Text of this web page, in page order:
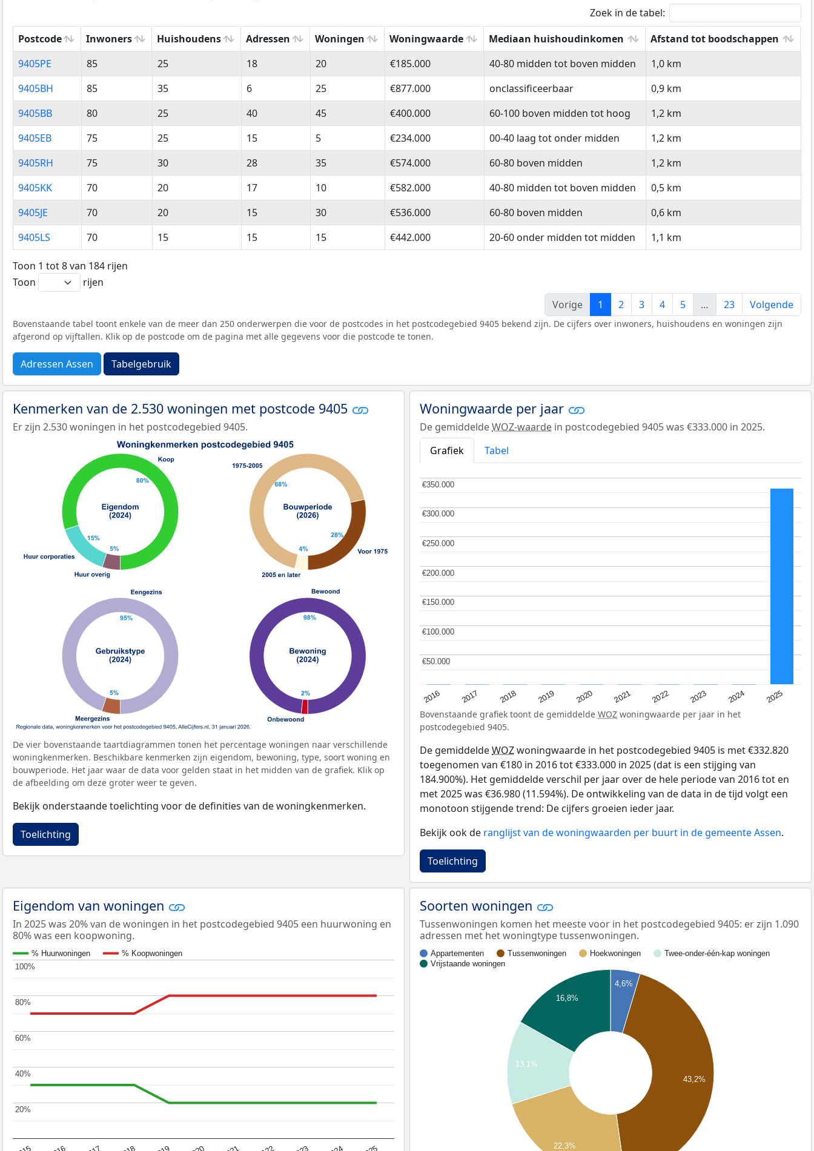
Zoek in de tabel:
Postcode
Inwoners Huishoudens Adressen Woningen Woningwaarde Mediaan huishoudinkomen
Afstand tot boodschappen
Postcode
Inwoners Huishoudens Adressen Woningen Woningwaarde Mediaan huishoudinkomen Afstand tot boodschappen
9405PE 85 25 18 20 €185.000 40-80 midden tot boven midden
1,0 km
9405BH
85 35 6 25 €877.000 onclassificeerbaar
0,9 km
9405BB
80 25 40 45 €400.000 60-100 boven midden tot hoog
1,2 km
9405EB
75 25 15 5 €234.000 00-40 laag tot onder midden
1,2 km
9405RH
75 30 28 35 €574.000 60-80 boven midden
1,2 km
9405KK
70 20 17 10 €582.000 40-80 midden tot boven midden
0,5 km
9405JE
70 20 15 30 €536.000 60-80 boven midden
0,6 km
9405LS
70 15 15 15 €442.000 20-60 onder midden tot midden 1,1 km
Toon 1 tot 8 van 184 rijen
Toon
rijen
Vorige
1 2 3 4 5 … 23 Volgende
Bovenstaande tabel toont enkele van de meer dan 250 onderwerpen die voor de postcodes in het postcodegebied 9405 bekend zijn. De cijfers over inwoners, huishoudens en woningen zijn
afgerond op vijftallen. Klik op de postcode om de pagina met alle gegevens voor die postcode te tonen.
Adressen Assen Tabelgebruik
Kenmerken van de 2.530 woningen met postcode 9405
Er zijn 2.530 woningen in het postcodegebied 9405.
De vier bovenstaande taartdiagrammen tonen het percentage woningen naar verschillende
woningkenmerken. Beschikbare kenmerken zijn eigendom, bewoning, type, soort woning en
bouwperiode. Het jaar waar de data voor gelden staat in het midden van de grafiek. Klik op
de afbeelding om deze groter weer te geven.
Bekijk onderstaande toelichting voor de definities van de woningkenmerken.
Toelichting
Woningwaarde per jaar
De gemiddeldeWOZ-waarde in postcodegebied 9405 was €333.000 in 2025.
Grafiek
Tabel
2016 2017 2018 2019 2020 2021 2022 2023 2024 2025
€50.000
€50.000
€100.000
€100.000
€150.000
€150.000
€200.000
€200.000
€250.000
€250.000
€300.000
€300.000
€350.000
€350.000
Bovenstaande grafiek toont de gemiddelde WOZ woningwaarde per jaar in het
postcodegebied 9405.
De gemiddeldeWOZwoningwaarde in het postcodegebied 9405 is met €332.820
toegenomen van €180 in 2016 tot €333.000 in 2025 (dat is een stijging van
184.900%). Het gemiddelde verschil per jaar over de hele periode van 2016 tot en
met 2025 was €36.980 (11.594%). De ontwikkeling van de data in de tijd volgt een
monotoon stijgende trend: De cijfers groeien ieder jaar.
Bekijk ook de ranglijst van de woningwaarden per buurt in de gemeente Assen.
Toelichting
Eigendom van woningen
In 2025 was 20% van de woningen in het postcodegebied 9405 een huurwoning en
80% was een koopwoning.
% Huurwoningen % Koopwoningen
20%
20%
40%
40%
60%
60%
80%
80%
100%
100%
Soorten woningen
Tussenwoningen komen het meeste voor in het postcodegebied 9405: er zijn 1.090
adressen met het woningtype tussenwoningen.
Appartementen Tussenwoningen Hoekwoningen
Twee-onder-één-kap woningen
Vrijstaande woningen
4,6%
43,2%
16,8%
13,1%
22,3%